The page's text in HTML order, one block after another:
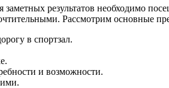
результатов необходимо
Рассмотрим основные
в спортзал.
и возможности.